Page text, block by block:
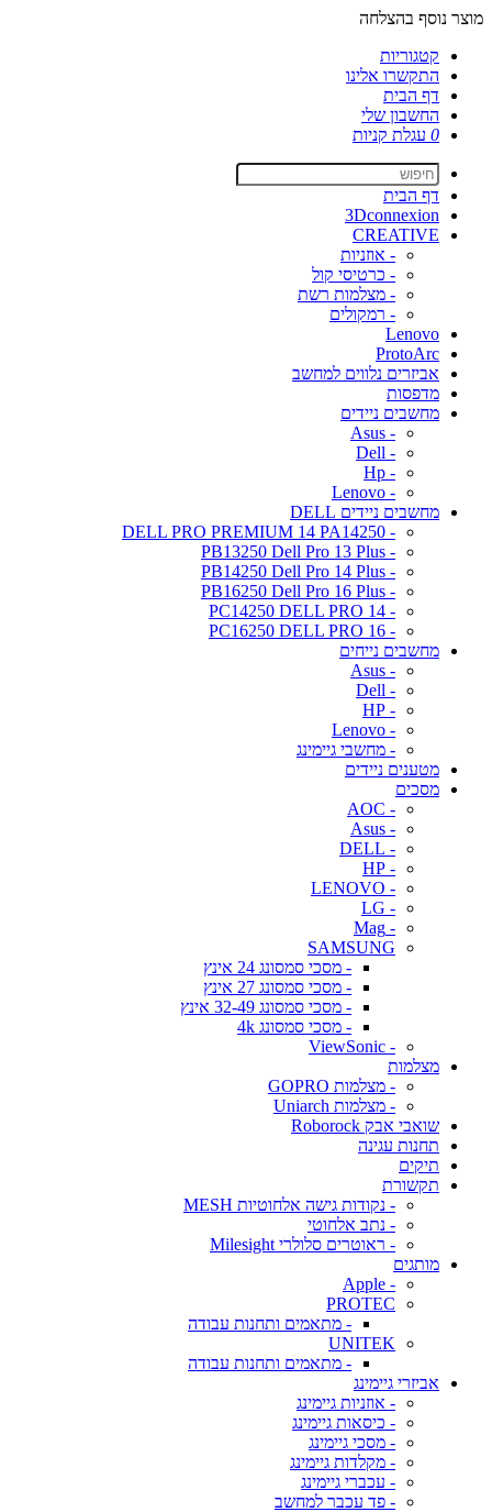
מוצר נוסף בהצלחה
קטגוריות
התקשרו אלינו
דף הבית
החשבון שלי
0 עגלת קניות
דף הבית
3Dconnexion
CREATIVE
- אוזניות
- כרטיסי קול
- מצלמות רשת
- רמקולים
Lenovo
ProtoArc
אביזרים נלווים למחשב
מדפסות
מחשבים ניידים
- Asus
- Dell
- Hp
- Lenovo
מחשבים ניידים DELL
- DELL PRO PREMIUM 14 PA14250
- PB13250 Dell Pro 13 Plus
- PB14250 Dell Pro 14 Plus
- PB16250 Dell Pro 16 Plus
- PC14250 DELL PRO 14
- PC16250 DELL PRO 16
מחשבים נייחים
- Asus
- Dell
- HP
- Lenovo
- מחשבי גיימינג
מטענים ניידים
מסכים
- AOC
- Asus
- DELL
- HP
- LENOVO
- LG
- Mag
SAMSUNG
- מסכי סמסונג 24 אינץ
- מסכי סמסונג 27 אינץ
- מסכי סמסונג 32-49 אינץ
- מסכי סמסונג 4k
- ViewSonic
מצלמות
- מצלמות GOPRO
- מצלמות Uniarch
שואבי אבק Roborock
תחנות עגינה
תיקים
תקשורת
- נקודות גישה אלחוטיות MESH
- נתב אלחוטי
- ראוטרים סלולרי Milesight
מותגים
- Apple
PROTEC
- מתאמים ותחנות עבודה
UNITEK
- מתאמים ותחנות עבודה
אביזרי גיימינג
- אוזניות גיימינג
- כיסאות גיימינג
- מסכי גיימינג
- מקלדות גיימינג
- עכברי גיימינג
- פד עכבר למחשב